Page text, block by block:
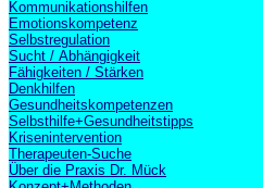
Kommunikationshilfen
Emotionskompetenz
Selbstregulation
Sucht / Abhängigkeit
Fähigkeiten / Stärken
Denkhilfen
Gesundheitskompetenzen
Selbsthilfe+Gesundheitstipps
Krisenintervention
Therapeuten-Suche
Über die Praxis Dr. Mück